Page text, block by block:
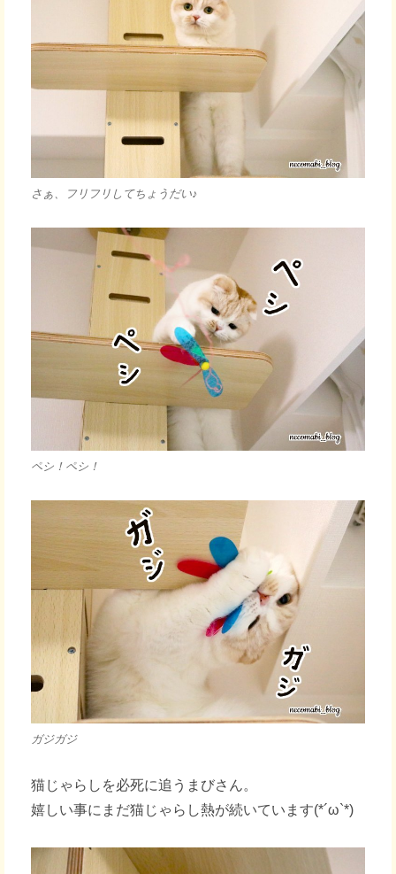
さぁ、フリフリしてちょうだい♪
ペシ！ペシ！
ガジガジ
猫じゃらしを必死に追うまびさん。
嬉しい事にまだ猫じゃらし熱が続いています(*´ω`*)